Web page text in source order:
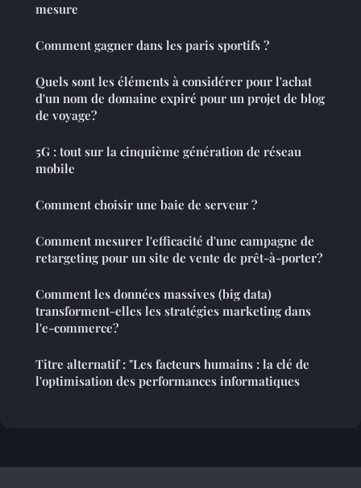
mesure
Comment gagner dans les paris sportifs ?
Quels sont les éléments à considérer pour l'achat
d'un nom de domaine expiré pour un projet de blog
de voyage?
5G : tout sur la cinquième génération de réseau
mobile
Comment choisir une baie de serveur ?
Comment mesurer l'efficacité d'une campagne de
retargeting pour un site de vente de prêt-à-porter?
Comment les données massives (big data)
transforment-elles les stratégies marketing dans
l'e-commerce?
Titre alternatif : "Les facteurs humains : la clé de
l'optimisation des performances informatiques